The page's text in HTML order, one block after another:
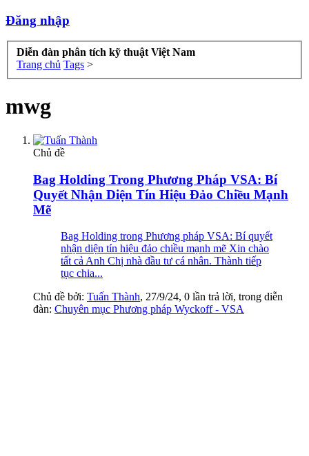
Đăng nhập
Diễn đàn phân tích kỹ thuật Việt Nam
Trang chủ Tags >
mwg
Chủ đề
Bag Holding Trong Phương Pháp VSA: Bí
Quyết Nhận Diện Tín Hiệu Đảo Chiều Mạnh
Mẽ
Bag Holding trong Phương pháp VSA: Bí quyết
nhận diện tín hiệu đảo chiều mạnh mẽ Xin chào
tất cả Anh Chị nhà đầu tư cá nhân. Thành tiếp
tục chia...
Chủ đề bởi: Tuấn Thành, 27/9/24, 0 lần trả lời, trong diễn
đàn: Chuyên mục Phương pháp Wyckoff - VSA